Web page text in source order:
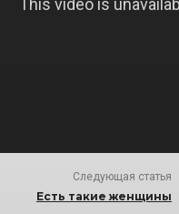
Следующая статья
Есть такие женщины